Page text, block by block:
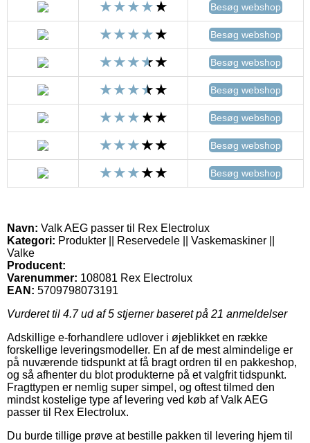
Besøg webshop
Besøg webshop
Besøg webshop
Besøg webshop
Besøg webshop
Besøg webshop
Besøg webshop
Navn: Valk AEG passer til Rex Electrolux
Kategori: Produkter || Reservedele || Vaskemaskiner ||
Valke
Producent:
Varenummer: 108081 Rex Electrolux
EAN: 5709798073191
Vurderet til 4.7ud af 5 stjerner baseret på 21 anmeldelser
Adskillige e-forhandlere udlover i øjeblikket en række
forskellige leveringsmodeller. En af de mest almindelige er
på nuværende tidspunkt at få bragt ordren til en pakkeshop,
og så afhenter du blot produkterne på et valgfrit tidspunkt.
Fragttypen er nemlig super simpel, og oftest tilmed den
mindst kostelige type af levering ved køb af Valk AEG
passer til Rex Electrolux.
Du burde tillige prøve at bestille pakken til levering hjem til